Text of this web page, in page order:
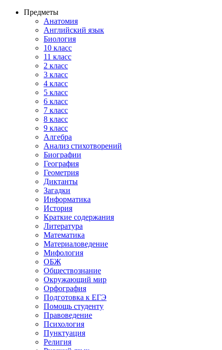
Предметы
Анатомия
Английский язык
Биология
10 класс
11 класс
2 класс
3 класс
4 класс
5 класс
6 класс
7 класс
8 класс
9 класс
Алгебра
Анализ стихотворений
Биографии
География
Геометрия
Диктанты
Загадки
Информатика
История
Краткие содержания
Литература
Математика
Материаловедение
Мифология
ОБЖ
Обществознание
Окружающий мир
Орфография
Подготовка к ЕГЭ
Помощь студенту
Правоведение
Психология
Пунктуация
Религия